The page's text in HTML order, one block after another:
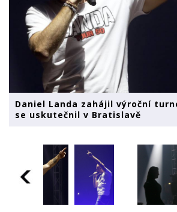
Daniel Landa zahájil výroční
se uskutečnil v Bratislavě